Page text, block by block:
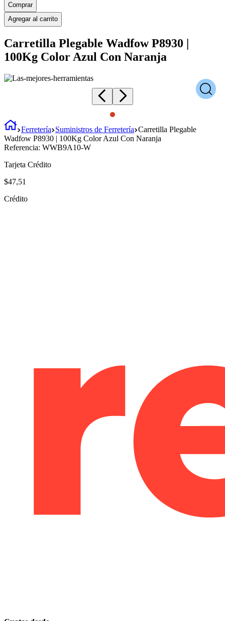
Comprar
Agregar al carrito
Carretilla Plegable Wadfow P8930 |
100Kg Color Azul Con Naranja
Ferretería Suministros de Ferretería Carretilla Plegable
Wadfow P8930 | 100Kg Color Azul Con Naranja
Referencia: WWB9A10-W
Tarjeta Crédito
$47,51
Crédito